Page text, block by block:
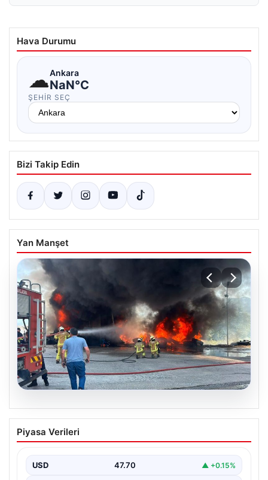
Hava Durumu
☁Ankara
NaN°C
ŞEHIR SEÇ
Bizi Takip Edin
Yan Manşet
06.08.2026
Dumanlar ilçeyi kapladı: Bursa’da
tamirhanede yangın
Piyasa Verileri
USD 47.70 ▲ +0.15%